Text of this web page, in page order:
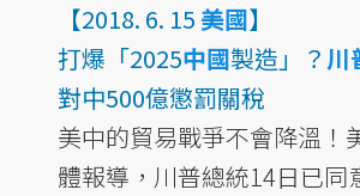
【2018. 6. 15 美國】
打爆「2025中國製造」？ 川
對中500億懲罰關稅
美中的貿易戰爭不會降溫！
體報導，川普總統14日已同